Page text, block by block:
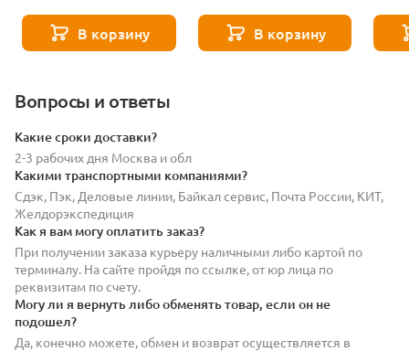
В корзину В корзину
Вопросы и ответы
Какие сроки доставки?
2-3 рабочих дня Москва и обл
Какими транспортными компаниями?
Сдэк, Пэк, Деловые линии, Байкал сервис, Почта России, КИТ,
Желдорэкспедиция
Как я вам могу оплатить заказ?
При получении заказа курьеру наличными либо картой по
терминалу. На сайте пройдя по ссылке, от юр лица по
реквизитам по счету.
Могу ли я вернуть либо обменять товар, если он не
подошел?
Да, конечно можете, обмен и возврат осуществляется в